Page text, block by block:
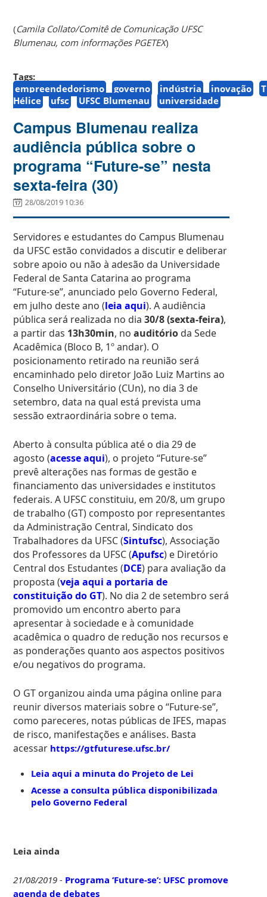
(Camila Collato/Comitê de Comunicação UFSC
Blumenau, com informações PGETEX)
Tags:
empreendedorismo
governo indústria inovação
Hélice
ufsc UFSC Blumenau universidade
Campus Blumenau realiza
audiência pública sobre o
programa “Future-se” nesta
sexta-feira (30)
28/08/2019 10:36
Servidores e estudantes do Campus Blumenau
da UFSC estão convidados a discutir e deliberar
sobre apoio ou não à adesão da Universidade
Federal de Santa Catarina ao programa
“Future-se”, anunciado pelo Governo Federal,
em julho deste ano (leia aqui). A audiência
pública será realizada no dia30/8 (sexta-feira),
a partir das 13h30min, noauditório da Sede
Acadêmica (Bloco B, 1º andar). O
posicionamento retirado na reunião será
encaminhado pelo diretor João Luiz Martins ao
Conselho Universitário (CUn), no dia 3 de
setembro, data na qual está prevista uma
sessão extraordinária sobre o tema.
Aberto à consulta pública até o dia 29 de
agosto (acesse aqui), o projeto “Future-se”
prevê alterações nas formas de gestão e
financiamento das universidades e institutos
federais. A UFSC constituiu, em 20/8, um grupo
de trabalho (GT) composto por representantes
da Administração Central, Sindicato dos
Trabalhadores da UFSC (Sintufsc), Associação
dos Professores da UFSC (Apufsc) e Diretório
Central dos Estudantes (DCE) para avaliação da
proposta (veja aqui a portaria de
constituição do GT). No dia 2 de setembro será
promovido um encontro aberto para
apresentar à sociedade e à comunidade
acadêmica o quadro de redução nos recursos e
as ponderações quanto aos aspectos positivos
e/ou negativos do programa.
O GT organizou ainda uma página online para
reunir diversos materiaissobre o “Future-se”,
como pareceres, notas públicas de IFES, mapas
de risco, manifestações e análises. Basta
acessar https://gtfuturese.ufsc.br/
Leia aqui a minuta do Projeto de Lei
Acesse a consulta pública disponibilizada
pelo Governo Federal
Leia ainda
21/08/2019 - Programa ‘Future-se’: UFSC promove
agenda de debates